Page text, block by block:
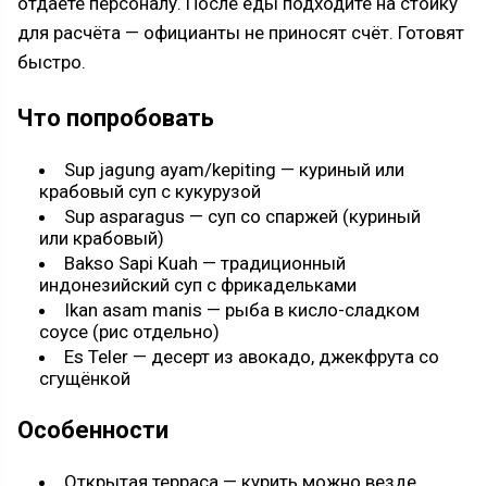
для расчёта — официанты не приносят счёт. Готовят
быстро.
Что попробовать
Sup jagung ayam/kepiting — куриный или
крабовый суп с кукурузой
Sup asparagus — суп со спаржей (куриный
или крабовый)
Bakso Sapi Kuah — традиционный
индонезийский суп с фрикадельками
Ikan asam manis — рыба в кисло-сладком
соусе (рис отдельно)
Es Teler — десерт из авокадо, джекфрута со
сгущёнкой
Особенности